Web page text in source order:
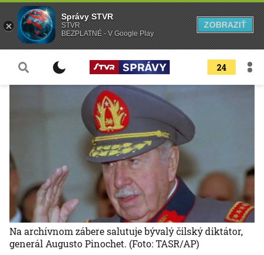
24
Na archívnom zábere salutuje bývalý čilský diktátor,
generál Augusto Pinochet. (Foto: TASR/AP)
Správy STVR
STVR
BEZPLATNÉ - V Google Play
ZOBRAZIŤ